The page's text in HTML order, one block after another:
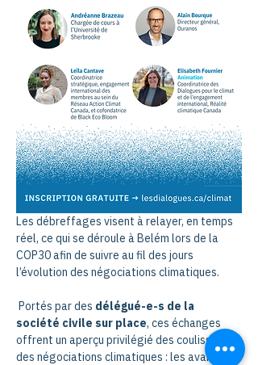
Les débreffages visent à relayer, en temps
réel, ce qui se déroule à Belém lors de la
COP30 afin de suivre au fil des jours
l’évolution des négociations climatiques.
Portés par des délégué-e-s de la
société civile sur place, ces échanges
offrent un aperçu privilégié des coulisses
des négociations climatiques : les avancées,